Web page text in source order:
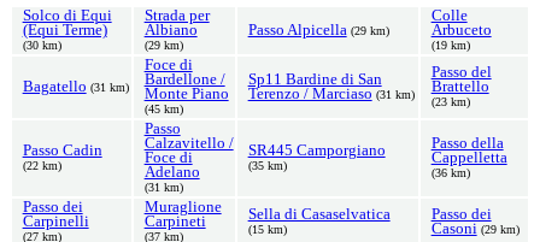
Solco di Equi
(Equi Terme)
(30 km)
Strada per
Albiano
(29 km)
Passo Alpicella (29 km)
Colle
Arbuceto
(19 km)
Bagatello (31 km)
Foce di
Bardellone /
Monte Piano
(45 km)
Sp11 Bardine di San
Terenzo / Marciaso (31 km)
Passo del
Brattello
(23 km)
Passo Cadin
(22 km)
Passo
Calzavitello /
Foce di
Adelano
(31 km)
SR445 Camporgiano
(35 km)
Passo della
Cappelletta
(36 km)
Passo dei
Carpinelli
(27 km)
Muraglione
Carpineti
(37 km)
Sella di Casaselvatica
(15 km)
Passo dei
Casoni (29 km)